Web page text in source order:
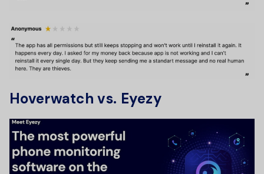
Hoverwatch vs. Eyezy